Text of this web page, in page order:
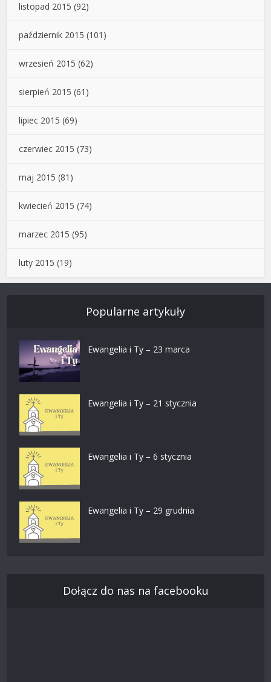
listopad 2015 (92)
październik 2015 (101)
wrzesień 2015 (62)
sierpień 2015 (61)
lipiec 2015 (69)
czerwiec 2015 (73)
maj 2015 (81)
kwiecień 2015 (74)
marzec 2015 (95)
luty 2015 (19)
Popularne artykuły
Ewangelia i Ty – 23 marca
Ewangelia i Ty – 21 stycznia
Ewangelia i Ty – 6 stycznia
Ewangelia i Ty – 29 grudnia
Dołącz do nas na facebooku